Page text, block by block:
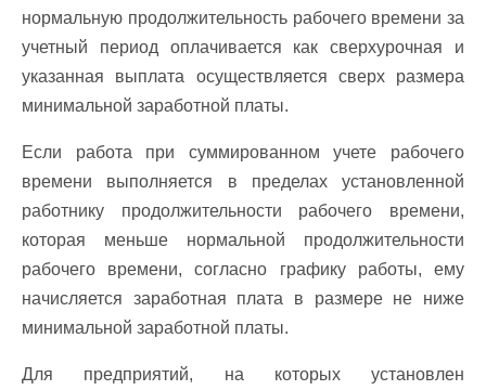
нормальную продолжительность рабочего времени за
учетный период оплачивается как сверхурочная и
указанная выплата осуществляется сверх размера
минимальной заработной платы.
Если работа при суммированном учете рабочего
времени выполняется в пределах установленной
работнику продолжительности рабочего времени,
которая меньше нормальной продолжительности
рабочего времени, согласно графику работы, ему
начисляется заработная плата в размере не ниже
минимальной заработной платы.
Для предприятий, на которых установлен